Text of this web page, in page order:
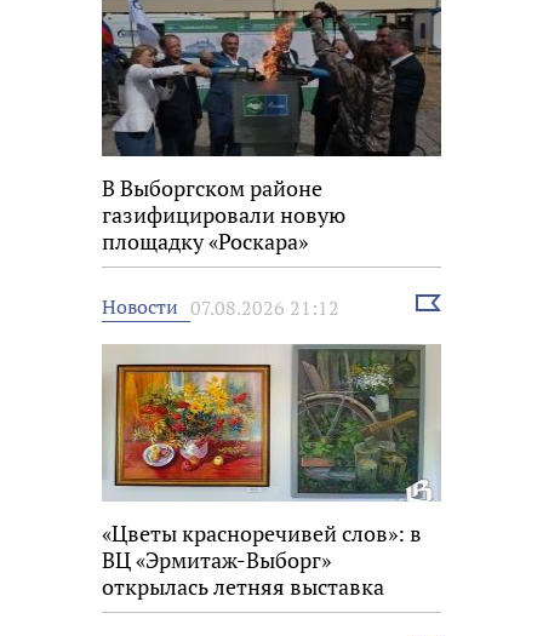
В Выборгском районе
газифицировали новую
площадку «Роскара»
Новости 07.08.2026 21:12
Выбрать
«Цветы красноречивей слов»: в
ВЦ «Эрмитаж-Выборг»
открылась летняя выставка